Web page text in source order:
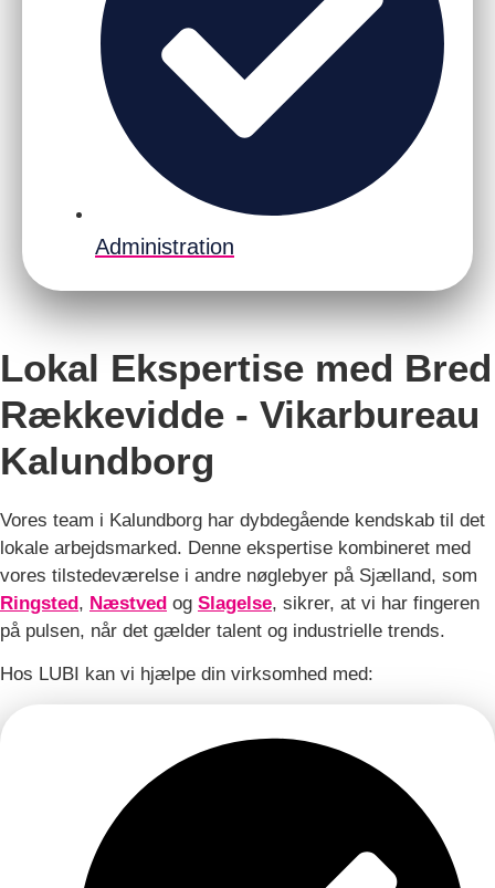
Administration
Lokal Ekspertise med Bred
Rækkevidde - Vikarbureau
Kalundborg
Vores team i Kalundborg har dybdegående kendskab til det
lokale arbejdsmarked. Denne ekspertise kombineret med
vores tilstedeværelse i andre nøglebyer på Sjælland, som
Ringsted, Næstved og Slagelse, sikrer, at vi har fingeren
på pulsen, når det gælder talent og industrielle trends.
Hos LUBI kan vi hjælpe din virksomhed med: